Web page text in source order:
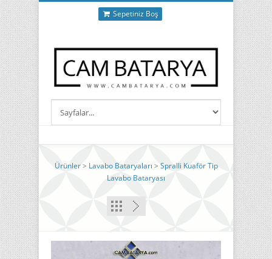
Sepetiniz Boş
Ürünler> Lavabo Bataryaları > Spralli Kuaför Tip
Lavabo Bataryası